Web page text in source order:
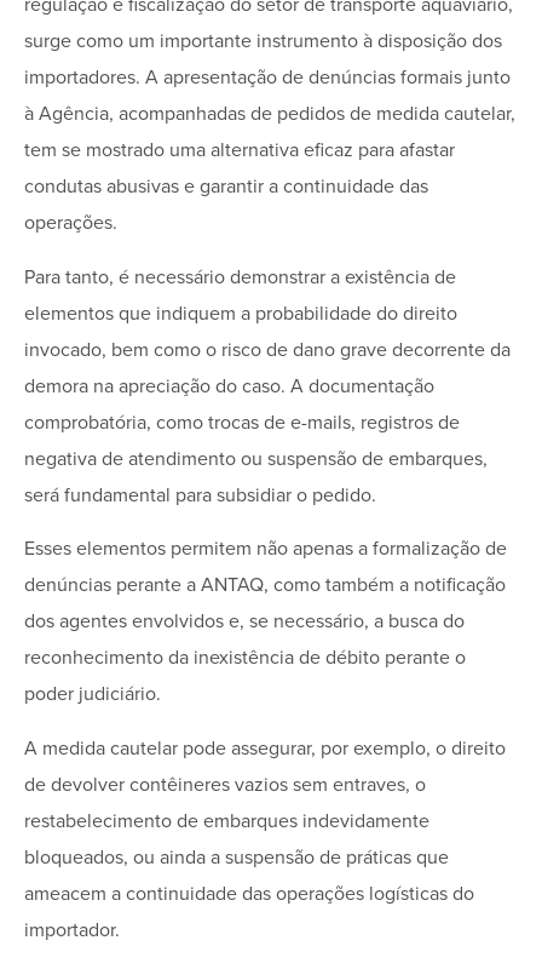
regulação e fiscalização do setor de transporte aquaviário,
surge como um importante instrumento à disposição dos
importadores. A apresentação de denúncias formais junto
à Agência, acompanhadas de pedidos de medida cautelar,
tem se mostrado uma alternativa eficaz para afastar
condutas abusivas e garantir a continuidade das
operações.
Para tanto, é necessário demonstrar a existência de
elementos que indiquem a probabilidade do direito
invocado, bem como o risco de dano grave decorrente da
demora na apreciação do caso. A documentação
comprobatória, como trocas de e-mails, registros de
negativa de atendimento ou suspensão de embarques,
será fundamental para subsidiar o pedido.
Esses elementos permitem não apenas a formalização de
denúncias perante a ANTAQ, como também a notificação
dos agentes envolvidos e, se necessário, a busca do
reconhecimento da inexistência de débito perante o
poder judiciário.
A medida cautelar pode assegurar, por exemplo, o direito
de devolver contêineres vazios sem entraves, o
restabelecimento de embarques indevidamente
bloqueados, ou ainda a suspensão de práticas que
ameacem a continuidade das operações logísticas do
importador.